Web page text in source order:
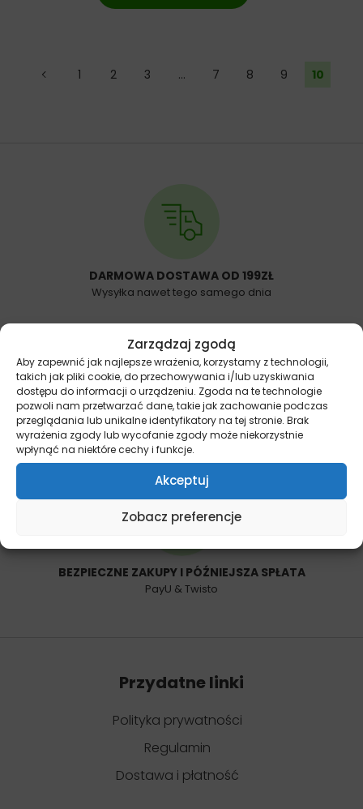
Zarządzaj zgodą
Aby zapewnić jak najlepsze wrażenia, korzystamy z technologii,
takich jak pliki cookie, do przechowywania i/lub uzyskiwania
dostępu do informacji o urządzeniu. Zgoda na te technologie
pozwoli nam przetwarzać dane, takie jak zachowanie podczas
przeglądania lub unikalne identyfikatory na tej stronie. Brak
wyrażenia zgody lub wycofanie zgody może niekorzystnie
wpłynąć na niektóre cechy i funkcje.
Akceptuj
Zobacz preferencje
← 1 2 3 … 7 8 9 10
DARMOWA DOSTAWA OD 199ZŁ
Wysyłka nawet tego samego dnia
14 DNI NA ZWROT
Bez podawania przyczyny
BEZPIECZNE ZAKUPY I PÓŹNIEJSZA SPŁATA
PayU & Twisto
Przydatne linki
Polityka prywatności
Regulamin
Dostawa i płatność